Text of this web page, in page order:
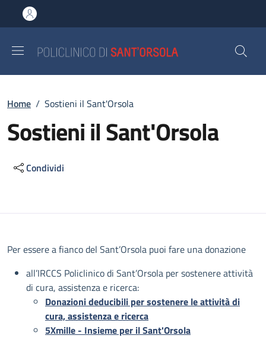
al contenuto principale
to footer content
Briciole di pane
Home / Sostieni il Sant'Orsola
Sostieni il Sant'Orsola
Condividi
Descrizione
Per essere a fianco del Sant’Orsola puoi fare una donazione
all’IRCCS Policlinico di Sant’Orsola per sostenere attività
di cura, assistenza e ricerca:
Donazioni deducibili per sostenere le attività di
cura, assistenza e ricerca
5Xmille - Insieme per il Sant'Orsola